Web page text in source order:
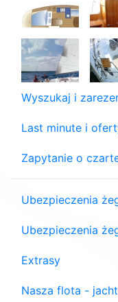
Wyszukaj i
Last minute i
Zapytanie o
Ubezpieczenia
Ubezpieczenia
Extrasy
Nasza flota -